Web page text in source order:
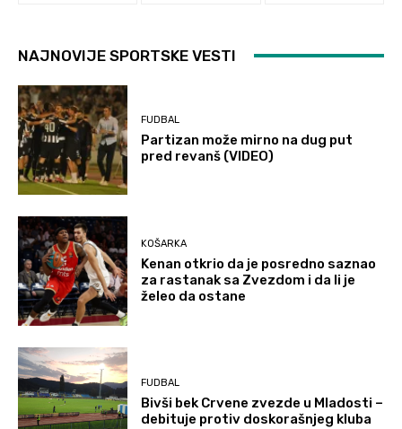
NAJNOVIJE SPORTSKE VESTI
FUDBAL
Partizan može mirno na dug put
pred revanš (VIDEO)
KOŠARKA
Kenan otkrio da je posredno saznao
za rastanak sa Zvezdom i da li je
želeo da ostane
FUDBAL
Bivši bek Crvene zvezde u Mladosti –
debituje protiv doskorašnjeg kluba